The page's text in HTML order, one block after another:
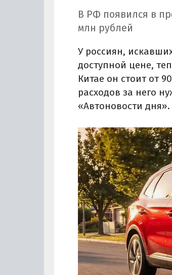
В РФ появился в
млн рублей
У россиян,
доступной цене,
Китае он стоит от
расходов за него
«Автоновости дня».